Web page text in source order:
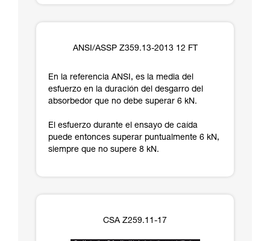
ANSI/ASSP Z359.13-2013 12 FT
En la referencia ANSI, es la media del
esfuerzo en la duración del desgarro del
absorbedor que no debe superar 6 kN.
El esfuerzo durante el ensayo de caída
puede entonces superar puntualmente 6 kN,
siempre que no supere 8 kN.
CSA Z259.11-17